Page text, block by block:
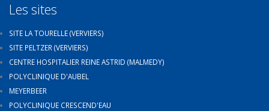
Les sites
SITE LA TOURELLE (VERVIERS)
SITE PELTZER (VERVIERS)
CENTRE HOSPITALIER REINE ASTRID (MALMEDY)
POLYCLINIQUE D'AUBEL
MEYERBEER
POLYCLINIQUE CRESCEND'EAU